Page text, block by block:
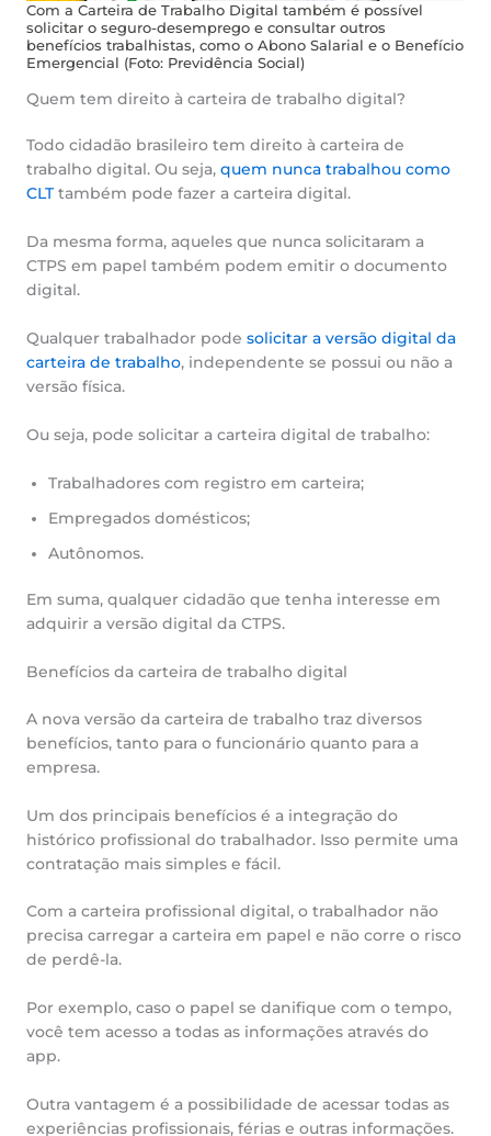
Com a Carteira de Trabalho Digital também é possível
solicitar o seguro-desemprego e consultar outros
benefícios trabalhistas, como o Abono Salarial e o Benefício
Emergencial (Foto: Previdência Social)
Quem tem direito à carteira de trabalho digital?
Todo cidadão brasileiro tem direito à carteira de
trabalho digital. Ou seja, quem nunca trabalhou como
CLTtambém pode fazer a carteira digital.
Da mesma forma, aqueles que nunca solicitaram a
CTPS em papel também podem emitir o documento
digital.
Qualquer trabalhador pode solicitar a versão digital da
carteira de trabalho, independente se possui ou não a
versão física.
Ou seja, pode solicitar a carteira digital de trabalho:
Trabalhadores com registro em carteira;
Empregados domésticos;
Autônomos.
Em suma, qualquer cidadão que tenha interesse em
adquirir a versão digital da CTPS.
Benefícios da carteira de trabalho digital
A nova versão da carteira de trabalho traz diversos
benefícios, tanto para o funcionário quanto para a
empresa.
Um dos principais benefícios é a integração do
histórico profissional do trabalhador. Isso permite uma
contratação mais simples e fácil.
Com a carteira profissional digital, o trabalhador não
precisa carregar a carteira em papel e não corre o risco
de perdê-la.
Por exemplo, caso o papel se danifique com o tempo,
você tem acesso a todas as informações através do
app.
Outra vantagem é a possibilidade de acessar todas as
experiências profissionais, férias e outras informações.